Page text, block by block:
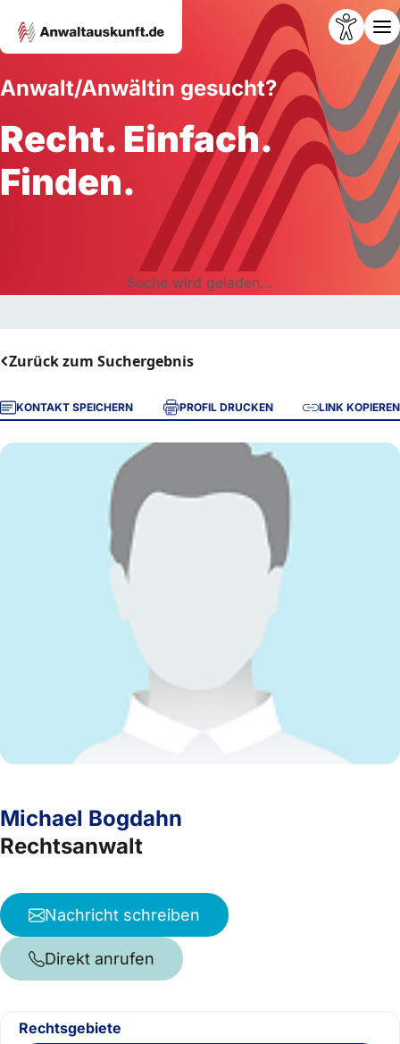
Anwalt/Anwältin gesucht?
Recht. Einfach.
Finden.
Suche wird geladen...
Zurück zum Suchergebnis
KONTAKT SPEICHERN PROFIL DRUCKEN LINK KOPIEREN
Michael Bogdahn
Rechtsanwalt
Nachricht schreiben
Direkt anrufen
Rechtsgebiete